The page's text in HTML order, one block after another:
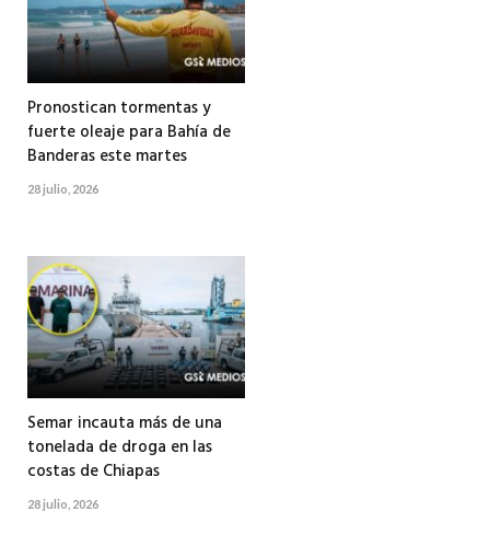
Pronostican tormentas y
fuerte oleaje para Bahía de
Banderas este martes
28 julio, 2026
Semar incauta más de una
tonelada de droga en las
costas de Chiapas
28 julio, 2026